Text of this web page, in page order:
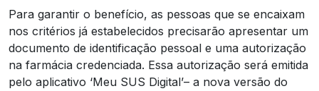
Para garantir o benefício, as pessoas que se encaixam
nos critérios já estabelecidos precisarão apresentar um
documento de identificação pessoal e uma autorização
na farmácia credenciada. Essa autorização será emitida
pelo aplicativo ‘Meu SUS Digital’– a nova versão do